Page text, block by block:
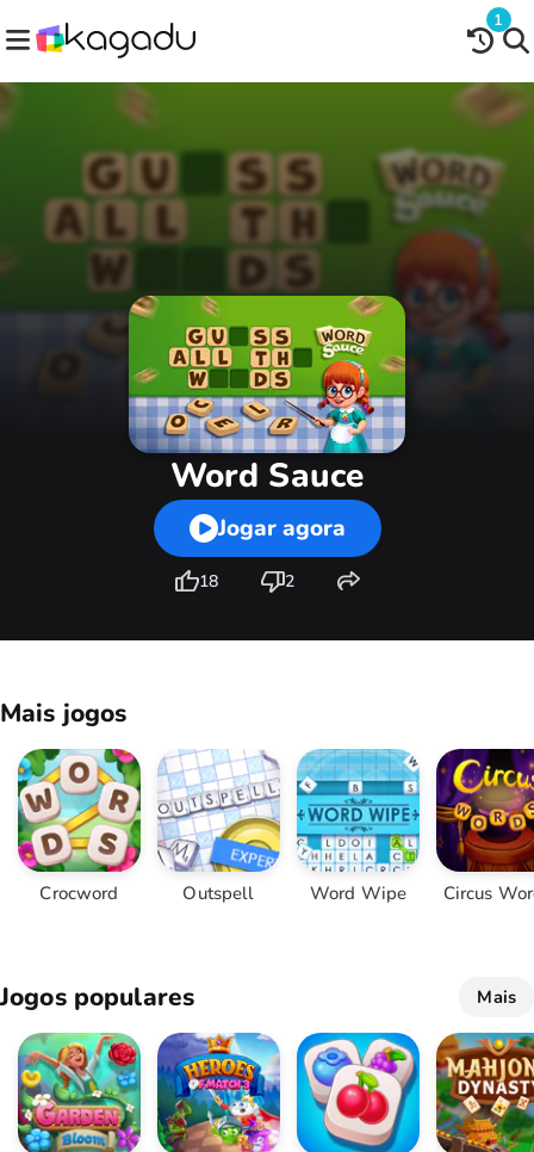
1
Word Sauce
Jogar agora
18 2
Mais jogos
Crocword Outspell Word Wipe Circus
Jogos populares Mais